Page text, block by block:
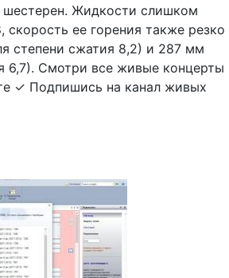
шестерен. Жидкости слишком
скорость ее горения также резко
степени сжатия 8,2) и 287 мм
6,7). Смотри все живые концерты
✓ Подпишись на канал живых